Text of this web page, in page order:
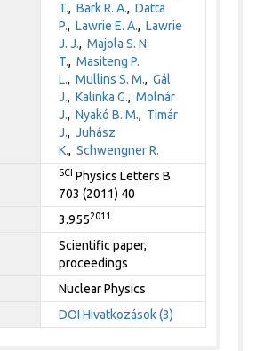
T.,Bark R. A.,Datta
P.,Lawrie E. A.,Lawrie
J. J.,Majola S. N.
T.,Masiteng P.
L.,Mullins S. M.,Gál
J.,Kalinka G.,Molnár
J.,Nyakó B. M., Timár
J.,Juhász
K.,Schwengner R.
SCI Physics Letters B
703 (2011) 40
3.9552011
Scientific paper,
proceedings
Nuclear Physics
DOI Hivatkozások (3)